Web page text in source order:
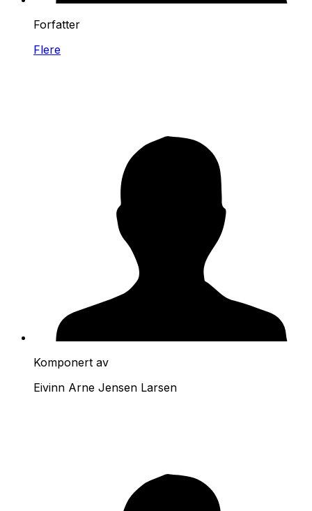
Forfatter
Flere
Komponert av
Eivinn Arne Jensen Larsen